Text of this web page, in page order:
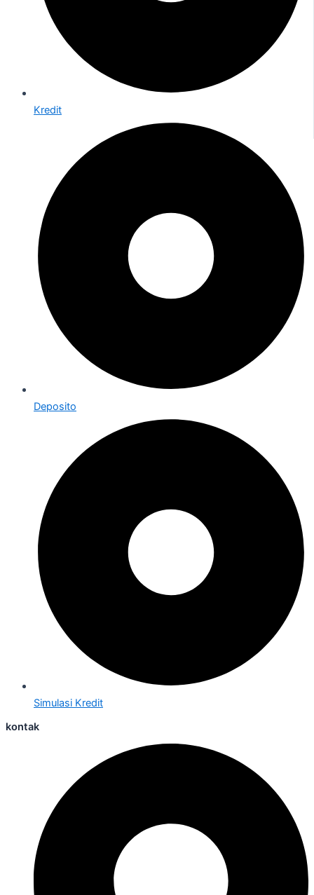
Kredit
Deposito
Simulasi Kredit
kontak